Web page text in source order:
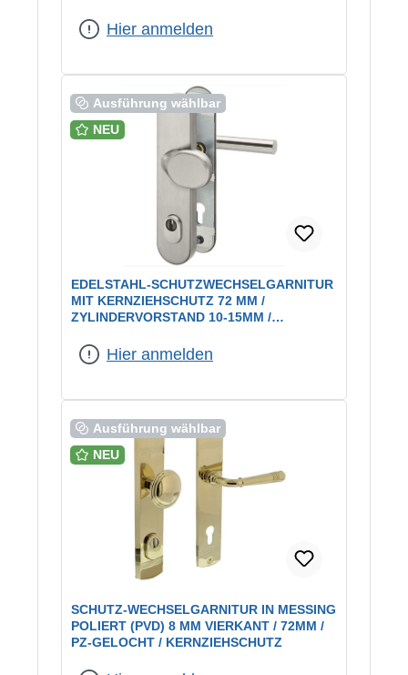
Hier anmelden
Ausführung wählbar
NEU
EDELSTAHL-SCHUTZWECHSELGARNITUR
MIT KERNZIEHSCHUTZ 72 MM /
ZYLINDERVORSTAND 10-15MM /
Hier anmelden
Ausführung wählbar
NEU
SCHUTZ-WECHSELGARNITUR IN MESSING
POLIERT (PVD) 8 MM VIERKANT / 72MM /
PZ-GELOCHT / KERNZIEHSCHUTZ